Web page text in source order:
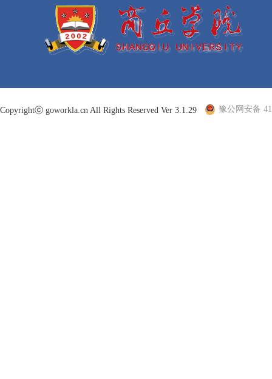
Copyrightⓒ goworkla.cn All Rights Reserved Ver 3.1.29 豫公网安备